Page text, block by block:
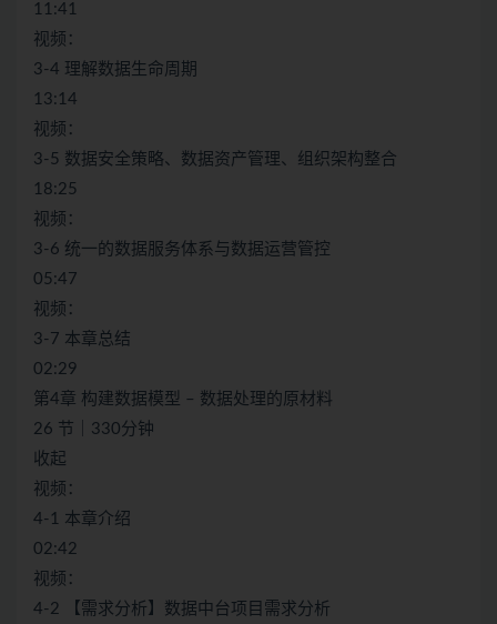
11:41
视频：
3-4 理解数据生命周期
13:14
视频：
3-5 数据安全策略、数据资产管理、组织架构整合
18:25
视频：
3-6 统一的数据服务体系与数据运营管控
05:47
视频：
3-7 本章总结
02:29
第4章 构建数据模型 – 数据处理的原材料
26 节｜330分钟
收起
视频：
4-1 本章介绍
02:42
视频：
4-2 【需求分析】数据中台项目需求分析